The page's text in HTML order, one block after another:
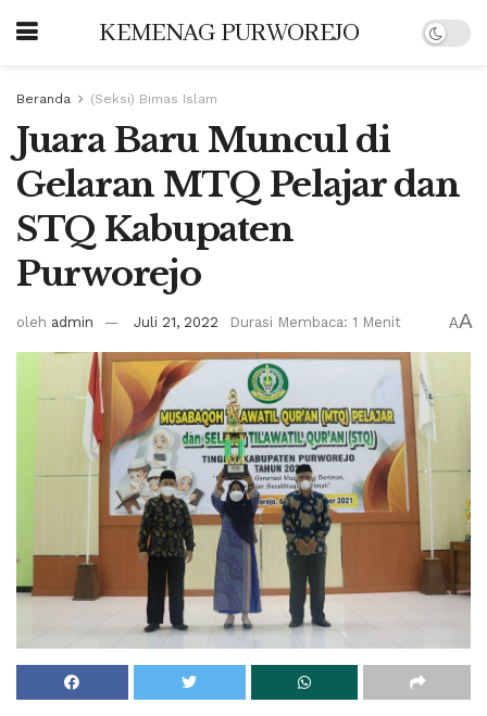
KEMENAG PURWOREJO
Beranda (Seksi) Bimas Islam
Juara Baru Muncul di
Gelaran MTQ Pelajar dan
STQ Kabupaten
Purworejo
oleh admin Juli 21, 2022 Durasi Membaca: 1 Menit AA